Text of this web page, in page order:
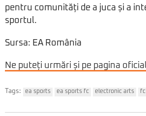
pentru comunități de a juca și a
sportul.
Sursa: EA România
Ne puteți urmări și pe pagina
Tags: ea sports ea sports fc electronic arts